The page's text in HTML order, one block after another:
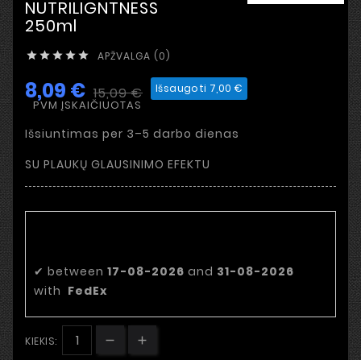
NUTRILIGNTNESS
250ml
     APŽVALGA (0)
8,09 € 15,09 € Išsaugoti 7,00 €
PVM ĮSKAIČIUOTAS
Išsiuntimas per 3–5 darbo dienas
SU PLAUKŲ GLAUSINIMO EFEKTU
✔ between 17-08-2026 and 31-08-2026
with FedEx
KIEKIS: